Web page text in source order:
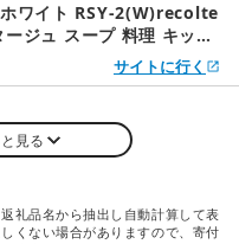
ワイト RSY-2(W)recolte
ジュ スープ 料理 キッチ
サイトに行く
見る
礼品名から抽出し自動計算して表
くない場合がありますので、寄付